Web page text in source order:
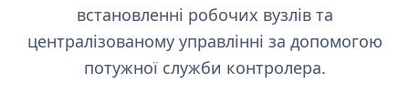
встановленні робочих вузлів та
централізованому управлінні за допомогою
потужної служби контролера.